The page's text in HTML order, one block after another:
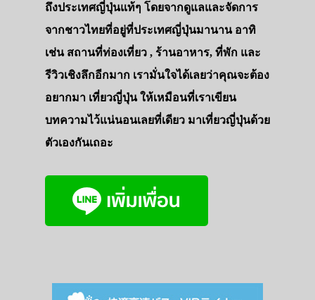
ถึงประเทศญี่ปุ่นแท้ๆ โดยจากดูแลและจัดการ
จากชาวไทยที่อยู่ที่ประเทศญี่ปุ่นมานาน อาทิ
เช่น สถานที่ท่องเที่ยว , ร้านอาหาร, ที่พัก และ
รีวิวเชิงลึกอีกมาก เรามั่นใจได้เลยว่าคุณจะต้อง
อยากมา เที่ยวญี่ปุ่น ให้เหมือนที่เราเขียน
บทความไว้แน่นอนเลยที่เดียว มาเที่ยวญี่ปุ่นด้วย
ตัวเองกันเถอะ